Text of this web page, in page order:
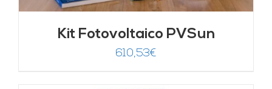
Kit Fotovoltaico PVSun
610,53€